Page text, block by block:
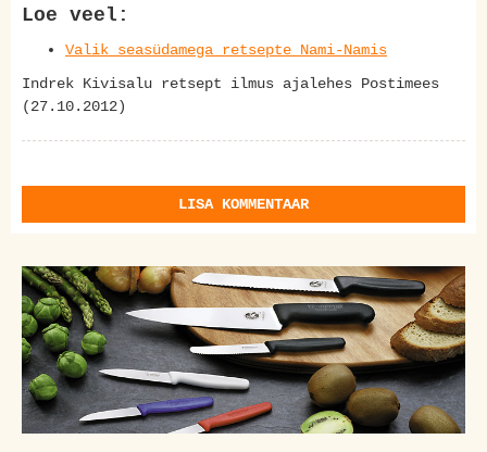
Loe veel:
Valik seasüdamega retsepte Nami-Namis
Indrek Kivisalu retsept ilmus ajalehes Postimees
(27.10.2012)
LISA KOMMENTAAR